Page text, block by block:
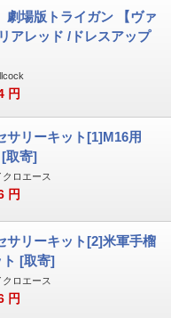
場版トライガン 【ヴァ
アレッド /ドレスアップ
円
サリーキット[1]M16用
[取寄]
ロエース
円
サリーキット[2]米軍手榴
ト [取寄]
ロエース
円